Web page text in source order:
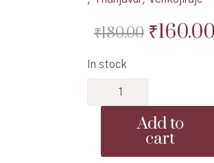
₹180.00 Original
₹160.00
In stock
Aitihasik
ऐतिहासिक
Add to
cart